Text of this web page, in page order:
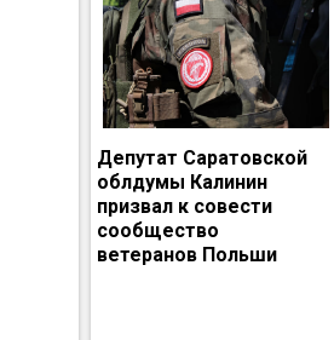
Депутат Саратовской
облдумы Калинин
призвал к совести
сообщество
ветеранов Польши